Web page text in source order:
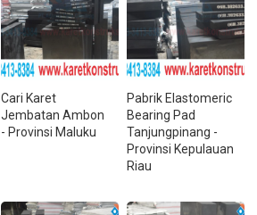
Cari Karet
Jembatan Ambon
- Provinsi Maluku
Pabrik Elastomeric
Bearing Pad
Tanjungpinang -
Provinsi Kepulauan
Riau